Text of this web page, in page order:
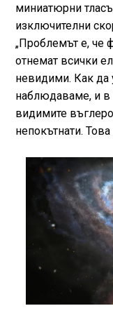
миниатюрни
изключителни
„Проблемът е, че
отнемат всички
невидими. Как да
наблюдаваме, и
видимите
непокътнати. Това